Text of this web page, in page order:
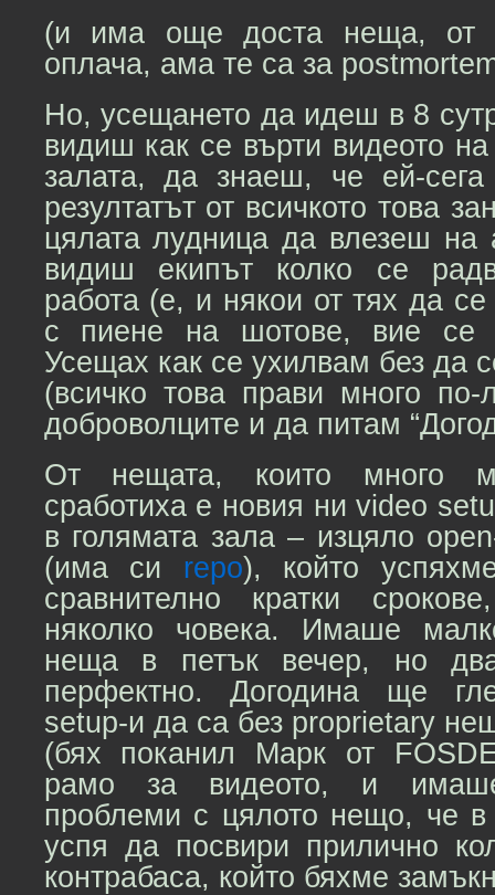
(и има още доста неща, от
оплача, ама те са за
Но, усещането да идеш в 8
видиш как се върти видеото
залата, да знаеш, че ей-
резултатът от всичкото това
цялата лудница да влезеш на
видиш екипът колко се
работа (е, и някои от тях да
с пиене на шотове, вие се
Усещах как се ухилвам без да
(всичко това прави много
доброволците и да питам
От нещата, които много
сработиха е новия ни video
в голямата зала – изцяло
(има си repo), който
сравнително кратки
няколко човека. Имаше
неща в петък вечер, но
перфектно. Догодина ще
setup-и да са без proprietary
(бях поканил Марк от
рамо за видеото, и
проблеми с цялото нещо, че в
успя да посвири прилично
контрабаса, който бяхме